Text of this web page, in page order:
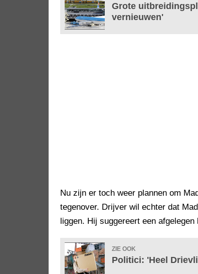
Grote
vernieuwen'
Nu zijn er toch weer plannen om
tegenover. Drijver wil echter dat
liggen. Hij suggereert een
ZIE OOK
Politici: 'Heel